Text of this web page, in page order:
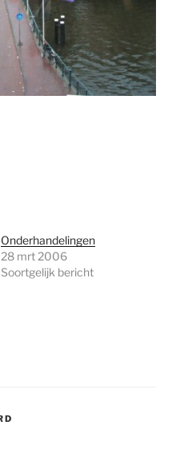
Onderhandelingen
28 mrt 2006
Soortgelijk bericht